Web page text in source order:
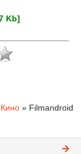
Kb]
Кино » Filmandroid